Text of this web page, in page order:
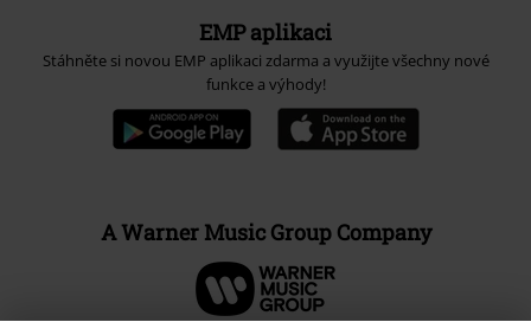
EMP aplikaci
Stáhněte si novou EMP aplikaci zdarma a využijte všechny nové
funkce a výhody!
A Warner Music Group Company